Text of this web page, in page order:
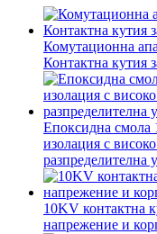
Комутационна
Контактна кутия
Епоксидна
изолация с
разпределителна
10KV контактна
напрежение и